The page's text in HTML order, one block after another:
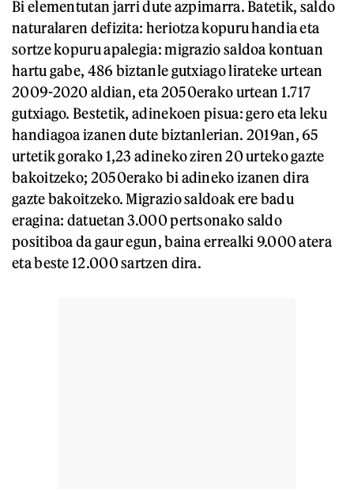
Bi elementutan jarri dute azpimarra. Batetik, saldo
naturalaren defizita: heriotza kopuru handia eta
sortze kopuru apalegia: migrazio saldoa kontuan
hartu gabe, 486 biztanle gutxiago lirateke urtean
2009-2020 aldian, eta 2050erako urtean 1.717
gutxiago. Bestetik, adinekoen pisua: gero eta leku
handiagoa izanen dute biztanlerian. 2019an, 65
urtetik gorako 1,23 adineko ziren 20 urteko gazte
bakoitzeko; 2050erako bi adineko izanen dira
gazte bakoitzeko. Migrazio saldoak ere badu
eragina: datuetan 3.000 pertsonako saldo
positiboa da gaur egun, baina errealki 9.000 atera
eta beste 12.000 sartzen dira.